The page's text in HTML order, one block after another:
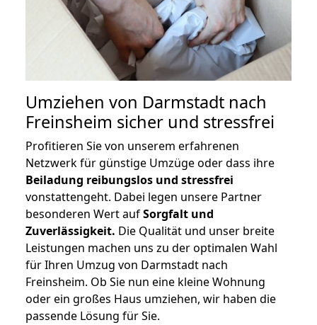
Umziehen von Darmstadt nach
Freinsheim sicher und stressfrei
Profitieren Sie von unserem erfahrenen
Netzwerk für günstige Umzüge oder dass ihre
Beiladung reibungslos und stressfrei
vonstattengeht. Dabei legen unsere Partner
besonderen Wert aufSorgfalt und
Zuverlässigkeit. Die Qualität und unser breite
Leistungen machen uns zu der optimalen Wahl
für Ihren Umzug von Darmstadt nach
Freinsheim. Ob Sie nun eine kleine Wohnung
oder ein großes Haus umziehen, wir haben die
passende Lösung für Sie.